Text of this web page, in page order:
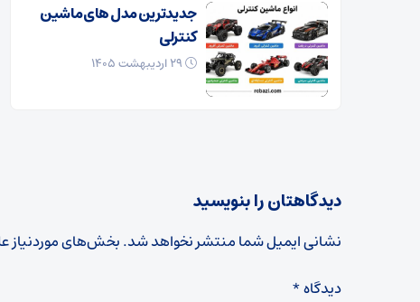
جدیدترین مدل های ماشین
کنترلی
دیدگاهتان را بنویسید
نشانی ایمیل شما منتشر نخواهد شد.بخش‌های موردنیاز
دیدگاه*